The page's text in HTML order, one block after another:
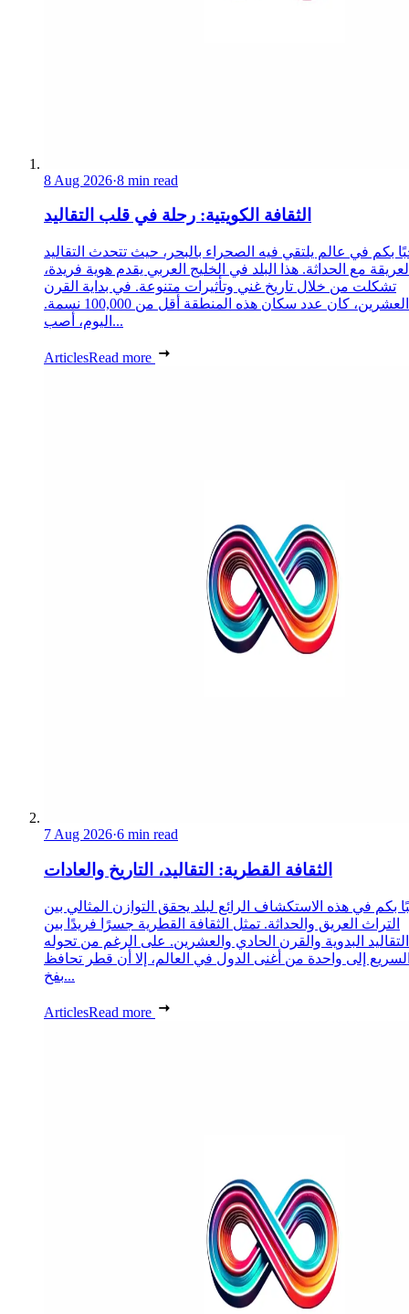
8 Aug 2026·8 min read
الثقافة الكويتية: رحلة في قلب التقاليد
بكم في عالم يلتقي فيه الصحراء بالبحر، حيث تتحدث التقاليد
مع الحداثة. هذا البلد في الخليج العربي يقدم هوية فريدة،
تشكلت من خلال تاريخ غني وتأثيرات متنوعة. في بداية القرن
العشرين، كان عدد سكان هذه المنطقة أقل من 100,000 نسمة.
اليوم، أصب...
ArticlesRead more
7 Aug 2026·6 min read
الثقافة القطرية: التقاليد، التاريخ والعادات
بكم في هذه الاستكشاف الرائع لبلد يحقق التوازن المثالي بين
التراث العريق والحداثة. تمثل الثقافة القطرية جسرًا فريدًا بين
التقاليد البدوية والقرن الحادي والعشرين. على الرغم من تحوله
إلى واحدة من أغنى الدول في العالم، إلا أن قطر تحافظ
بفخ...
ArticlesRead more